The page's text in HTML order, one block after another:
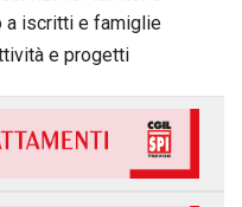
a iscritti e famiglie
e progetti